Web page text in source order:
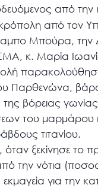
από την
από τον
Μπούρα, την
κ. Μαρία
Παρθενώνα,
της βόρειας
του μαρμάρου
τιτανίου.
ξεκίνησε το
από την νότια
εκμαγεία για